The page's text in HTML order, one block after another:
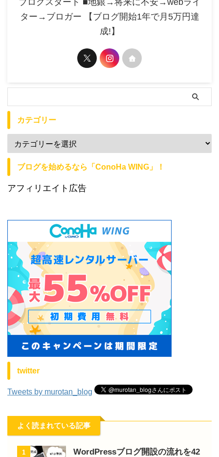
ブログスタート ■地銀→将来に不安→webライ
ター→ブロガー 【ブログ開始1年で月5万円達
成!】
カテゴリー
ブログを始めるなら「ConoHa WING」！
アフィリエイト広告
twitter
Tweets by murotan_blog
よく読まれている記事
1
WordPressブログ開設の流れを42